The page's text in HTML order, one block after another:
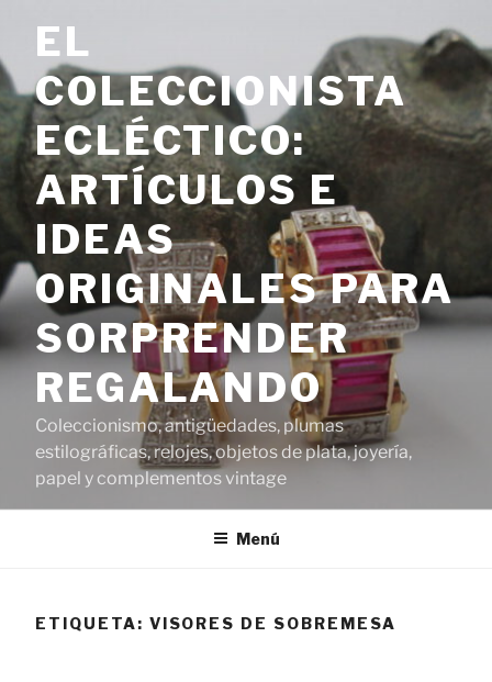
contenido
EL
COLECCIONISTA
ECLÉCTICO:
ARTÍCULOS E
IDEAS
ORIGINALES PARA
SORPRENDER
REGALANDO
Coleccionismo, antigüedades, plumas
estilográficas, relojes, objetos de plata, joyería,
papel y complementos vintage
Menú
ETIQUETA: VISORES DE SOBREMESA